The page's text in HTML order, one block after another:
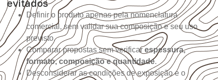
evitados
Definir o produto apenas pela nomenclatura
comercial, sem validar sua composição e seu uso
previsto.
Comparar propostas sem verificarespessura,
formato, composição e quantidade.
Desconsiderar as condições de exposição e o